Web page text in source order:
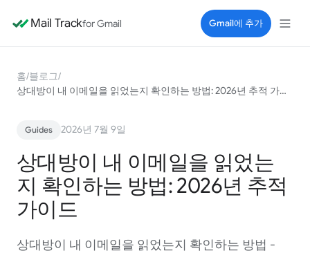
Mail Trackfor Gmail Gmail에 추가
홈/블로그/
상대방이 내 이메일을 읽었는지 확인하는 방법: 2026년 추적 가이드
Guides 2026년 7월 9일
상대방이 내 이메일을 읽었는
지 확인하는 방법: 2026년 추적
가이드
상대방이 내 이메일을 읽었는지 확인하는 방법 -